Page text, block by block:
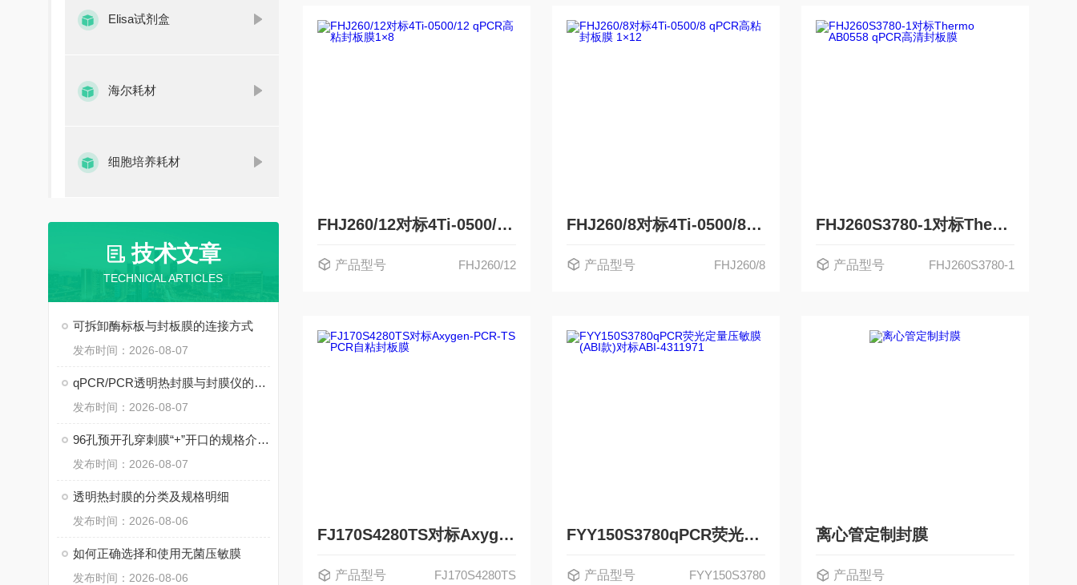
Elisa试剂盒
海尔耗材
细胞培养耗材
技术文章
TECHNICAL ARTICLES
可拆卸酶标板与封板膜的连接方式
发布时间：2026-08-07
qPCR/PCR透明热封膜与封膜仪的选择
发布时间：2026-08-07
96孔预开孔穿刺膜“+”开口的规格介绍及选择事项
发布时间：2026-08-07
透明热封膜的分类及规格明细
发布时间：2026-08-06
如何正确选择和使用无菌压敏膜
发布时间：2026-08-06
FHJ260/12对标4Ti-0500/12 qPCR高粘封板膜1×8
产品型号 FHJ260/12
FHJ260/8对标4Ti-0500/8 qPCR高粘封板膜 1×12
产品型号 FHJ260/8
FHJ260S3780-1对标Thermo AB0558 qPCR高清封板膜
产品型号 FHJ260S3780-1
FJ170S4280TS对标Axygen-PCR-TS PCR自粘封板膜
产品型号 FJ170S4280TS
FYY150S3780qPCR荧光定量压敏膜(ABI款)对标ABI-4311971
产品型号 FYY150S3780
离心管定制封膜
产品型号